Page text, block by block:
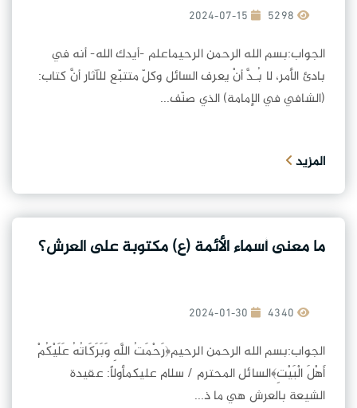
2024-07-15
الجواب:بسم الله الرحمن الرحيماعلم -أيدك الله- أنه في
بادئ الأمر، لا بُـدَّ أنْ يعرف السائل وكلّ متتبّع للآثار أنَّ كتاب:
(الشافي في الإمامة) الذي صنّف...
المزيد
ما معنى أسماء الأئمة (ع) مكتوبة على العرش؟
2024-01-30
الجواب:بسم الله الرحمن الرحيم﴿رَحْمَتُ اللَّهِ وَبَرَكَاتُهُ عَلَيْكُمْ
أَهْلَ الْبَيْتِ﴾السائل المحترم / سلام عليكمأولاً: عقيدة
الشيعة بالعرش هي ما ذ...